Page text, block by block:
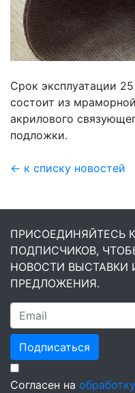
Срок эксплуатации
состоит из
акрилового
подложки.
← к списку новостей
ПРИСОЕДИНЯЙТЕСЬ
ПОДПИСЧИКОВ,
НОВОСТИ ВЫСТАВКИ
ПРЕДЛОЖЕНИЯ.
Подписаться
Согласен на